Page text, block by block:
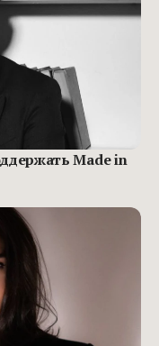
Made in